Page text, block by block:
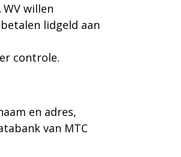
WV willen
lidgeld aan
controle.
en adres,
van MTC